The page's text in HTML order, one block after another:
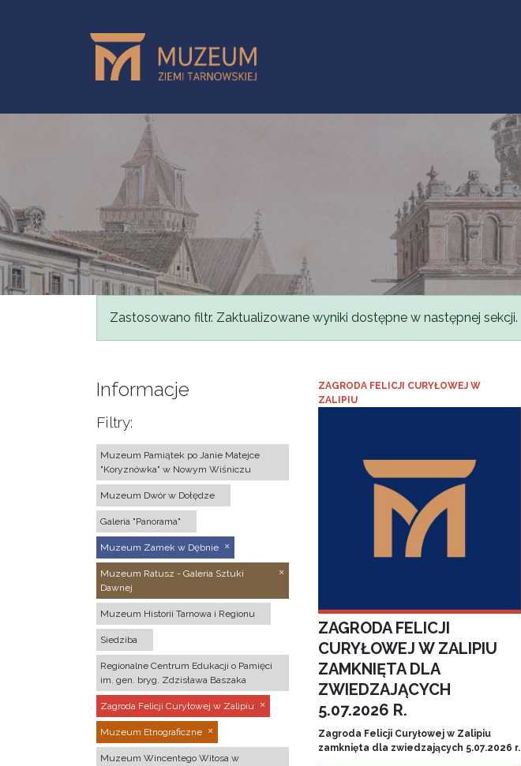
Komunikat
Zastosowano filtr. Zaktualizowane wyniki dostępne w następnej sekcji.
Informacje
Filtry:
Muzeum Pamiątek po Janie Matejce
"Koryznówka" w Nowym Wiśniczu
Muzeum Dwór w Dołędze
Galeria "Panorama"
Muzeum Zamek w Dębnie
Muzeum Ratusz - Galeria Sztuki
Dawnej
Muzeum Historii Tarnowa i Regionu
Siedziba
Regionalne Centrum Edukacji o Pamięci
im. gen. bryg. Zdzisława Baszaka
Zagroda Felicji Curyłowej w Zalipiu
Muzeum Etnograficzne
Muzeum Wincentego Witosa w
ZAGRODA FELICJI CURYŁOWEJ W
ZALIPIU
ZAGRODA FELICJI
CURYŁOWEJ W ZALIPIU
ZAMKNIĘTA DLA
ZWIEDZAJĄCYCH
5.07.2026 R.
Zagroda Felicji Curyłowej w Zalipiu
zamknięta dla zwiedzających 5.07.2026 r.